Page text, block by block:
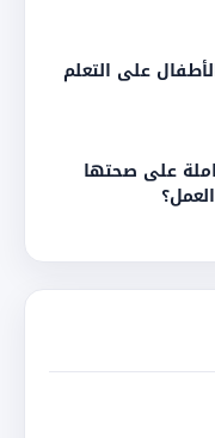
على التعلم
على صحتها